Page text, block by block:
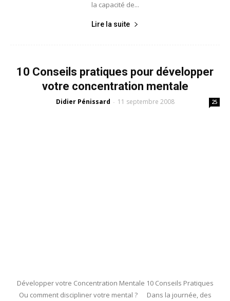
la capacité de...
Lire la suite
10 Conseils pratiques pour développer
votre concentration mentale
Didier Pénissard - 11 septembre 2008 25
Développer votre Concentration Mentale 10 Conseils Pratiques
Ou comment discipliner votre mental ? Dans la journée, des